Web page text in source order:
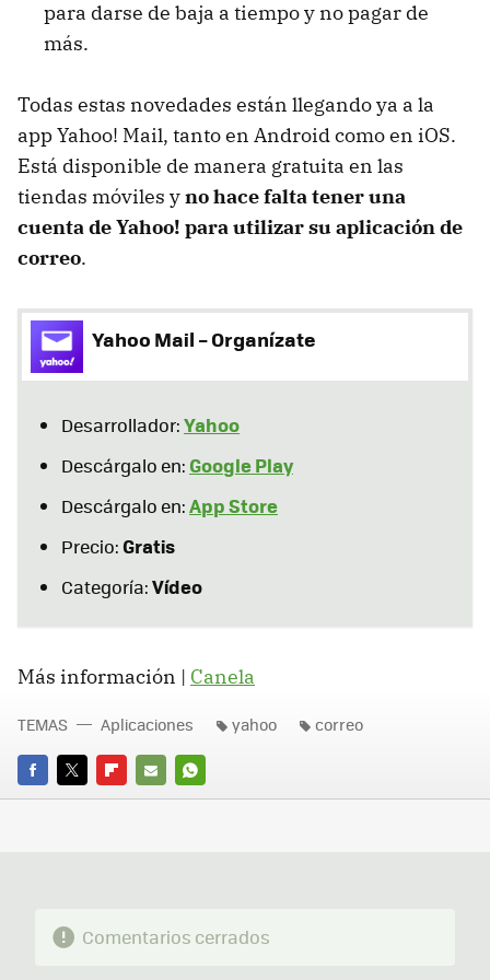
para darse de baja a tiempo y no pagar de
más.
Todas estas novedades están llegando ya a la
app Yahoo! Mail, tanto en Android como en iOS.
Está disponible de manera gratuita en las
tiendas móviles yno hace falta tener una
cuenta de Yahoo! para utilizar su aplicación de
correo.
Yahoo Mail – Organízate
Desarrollador:Yahoo
Descárgalo en: Google Play
Descárgalo en:App Store
Precio:Gratis
Categoría:Vídeo
Más información | Canela
FACEBOOK
TWITTERFLIPBOARD
E-
WHATSAPP
TEMAS Aplicaciones yahoo correo
Comentarios cerrados